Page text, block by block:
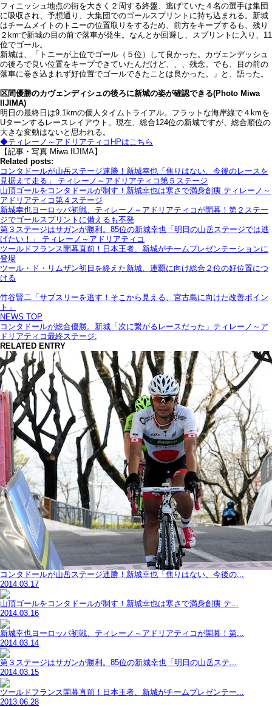
フィニッシュ地点の街を大きく２周する終盤、逃げていた４名の選手は集団
に吸収され、予想通り、大集団でのゴールスプリントに持ち込まれる。新城
はチームメイトのトニーの位置取りをするため、前方をキープするも、残り
２kmで新城の目の前で落車が発生。なんとか回避し、スプリントに入り、11
位でゴール。
新城は、「トニーが上位でゴール（５位）して良かった。カヴェンデッシュ
の後ろで良い位置をキープできていたんだけど、、、残念。でも、目の前の
落車に巻き込まれず好位置でゴールできたことは良かった。」と、語った。
区間優勝のカヴェンディシュの後ろに新城の姿が確認できる(Photo Miwa
IIJIMA)
明日の最終日は9.1kmの個人タイムトライアル。フラットな海岸線で４kmを
Uターンするレースレイアウト。現在、総合124位の新城ですが、総合順位の
大きな変動はないと思われる。
◆ティレーノ～アドリアティコHPはこちら
【記事・写真 Miwa IIJIMA】
Related posts:
コンタドールが山岳ステージ連勝！新城幸也「焦りはない、今後のレースを
見据えて走る」 ティレーノ～アドリアティコ第５ステージ
山頂ゴールをコンタドールが制す！新城幸也は寒さで満身創痍 ティレーノ～
アドリアティコ第４ステージ
新城幸也ヨーロッパ初戦、ティレーノ～アドリアティコが開幕！第２ステー
ジでゴールスプリントに備えるも不発
第３ステージはサガンが勝利。85位の新城幸也「明日の山岳ステージでは逃
げたい！」 ティレーノ～アドリアティコ
ツールドフランス開幕直前！日本王者、新城がチームプレゼンテーションに
登場
ツール・ド・リムザン初日を終えた新城、連覇に向け総合２位の好位置につ
ける
竹谷賢二「サブスリーを逃す！そこから見える、宮古島に向けた改善ポイン
ト」
NEWS TOP
コンタドールが総合優勝。新城「次に繋がるレースだった」ティレーノ～ア
ドリアティコ最終ステージ;
RELATED ENTRY
コンタドールが山岳ステージ連勝！新城幸也「焦りはない、今後の...
2014.03.17
山頂ゴールをコンタドールが制す！新城幸也は寒さで満身創痍 テ...
2014.03.16
新城幸也ヨーロッパ初戦、ティレーノ～アドリアティコが開幕！第...
2014.03.14
第３ステージはサガンが勝利。85位の新城幸也「明日の山岳ステ...
2014.03.15
ツールドフランス開幕直前！日本王者、新城がチームプレゼンテー...
2013.06.28